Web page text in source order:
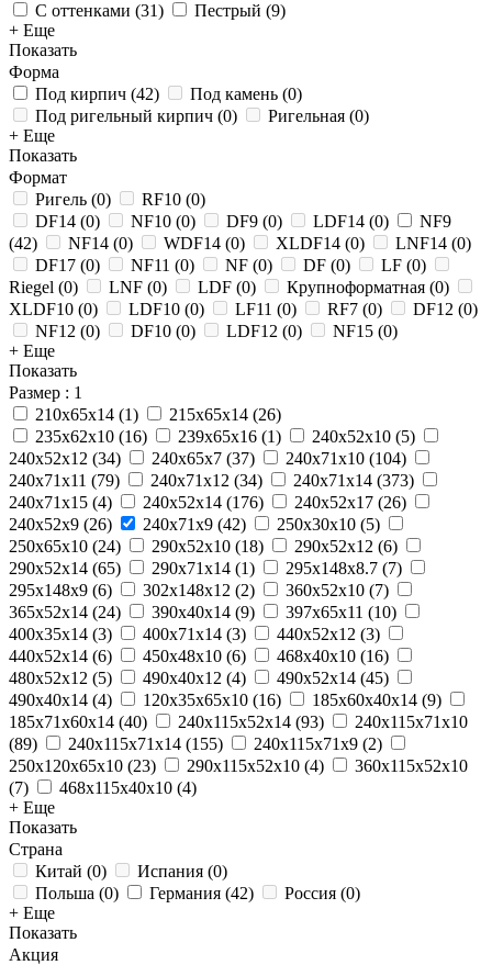
С оттенками (31) Пестрый (9)
+ Еще
Показать
Форма
Под кирпич (42) Под камень (0)
Под ригельный кирпич (0) Ригельная (0)
+ Еще
Показать
Формат
Ригель (0) RF10 (0)
DF14 (0) NF10 (0) DF9 (0) LDF14 (0)
NF9
(42) NF14 (0) WDF14 (0) XLDF14 (0) LNF14 (0)
DF17 (0) NF11 (0) NF (0) DF (0) LF (0)
Riegel (0) LNF (0) LDF (0) Крупноформатная (0)
XLDF10 (0) LDF10 (0) LF11 (0) RF7 (0) DF12 (0)
NF12 (0) DF10 (0) LDF12 (0) NF15 (0)
+ Еще
Показать
Размер : 1
210x65x14 (1) 215х65х14 (26)
235x62x10 (16) 239х65х16 (1) 240x52x10 (5)
240x52x12 (34) 240x65x7 (37) 240x71x10 (104)
240x71x11 (79) 240x71x12 (34) 240x71x14 (373)
240x71x15 (4) 240х52х14 (176) 240х52х17 (26)
240х52х9 (26) 240х71х9 (42) 250x30x10 (5)
250x65x10 (24) 290x52x10 (18) 290x52x12 (6)
290x52x14 (65) 290x71x14 (1) 295х148х8.7 (7)
295х148х9 (6) 302х148х12 (2) 360х52х10 (7)
365x52x14 (24) 390x40x14 (9) 397x65x11 (10)
400х35х14 (3) 400х71х14 (3) 440x52x12 (3)
440х52х14 (6) 450x48x10 (6) 468x40x10 (16)
480х52х12 (5) 490x40x12 (4) 490x52x14 (45)
490х40х14 (4) 120x35x65x10 (16) 185x60x40x14 (9)
185х71х60х14 (40) 240x115x52x14 (93)
240x115x71x10
(89) 240x115x71x14 (155) 240x115x71x9 (2)
250x120x65x10 (23) 290x115x52x10 (4)
360x115x52x10
(7) 468x115x40x10 (4)
+ Еще
Показать
Страна
Китай (0) Испания (0)
Польша (0) Германия (42) Россия (0)
+ Еще
Показать
Акция